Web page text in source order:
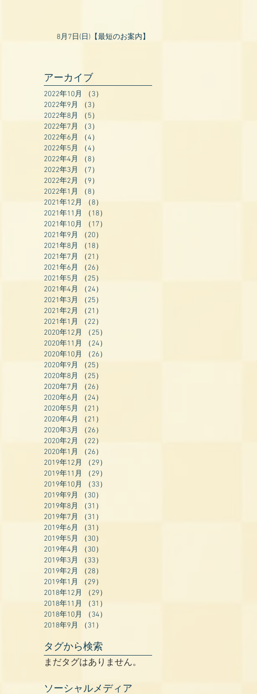
8月7日(日)【最短のお案内】
アーカイブ
2022年10月 （3）
2022年9月
（3）
2022年8月
（5）
2022年7月
（3）
2022年6月
（4）
2022年5月
（4）
2022年4月
（8）
2022年3月
（7）
2022年2月
（9）
2022年1月
（8）
2021年12月
（8）
2021年11月
（18）
2021年10月
（17）
2021年9月
（20）
2021年8月
（18）
2021年7月
（21）
2021年6月
（26）
2021年5月
（25）
2021年4月
（24）
2021年3月
（25）
2021年2月
（21）
2021年1月
（22）
2020年12月
（25）
2020年11月
（24）
2020年10月
（26）
2020年9月
（25）
2020年8月
（25）
2020年7月
（26）
2020年6月
（24）
2020年5月
（21）
2020年4月
（21）
2020年3月
（26）
2020年2月
（22）
2020年1月
（26）
2019年12月
（29）
2019年11月
（29）
2019年10月
（33）
2019年9月
（30）
2019年8月
（31）
2019年7月
（31）
2019年6月
（31）
2019年5月
（30）
2019年4月
（30）
2019年3月
（33）
2019年2月
（28）
2019年1月
（29）
2018年12月
（29）
2018年11月
（31）
2018年10月
（34）
2018年9月
（31）
タグから検索
まだタグはありません。
ソーシャルメディア